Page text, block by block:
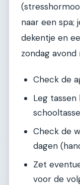
naar een spa;
dekentje en
zondag avond
Check de
Leg
Check de
dagen
Zet
voor de